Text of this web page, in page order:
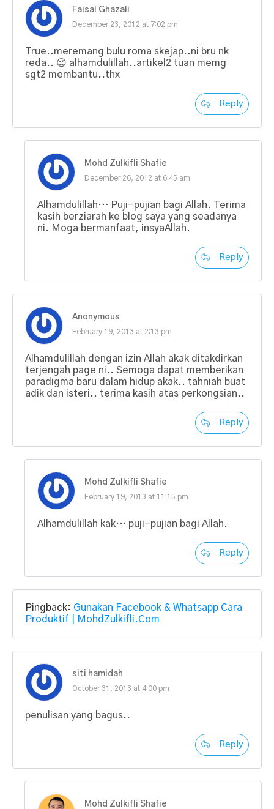
Faisal Ghazali
December 23, 2012 at 7:02 pm
True..meremang bulu roma skejap..ni bru nk
reda.. 😉 alhamdulillah..artikel2 tuan memg
sgt2 membantu..thx
Reply
Mohd Zulkifli Shafie
December 26, 2012 at 6:45 am
Alhamdulillah… Puji-pujian bagi Allah. Terima
kasih berziarah ke blog saya yang seadanya
ni. Moga bermanfaat, insyaAllah.
Reply
Anonymous
February 19, 2013 at 2:13 pm
Alhamdulillah dengan izin Allah akak ditakdirkan
terjengah page ni.. Semoga dapat memberikan
paradigma baru dalam hidup akak.. tahniah buat
adik dan isteri.. terima kasih atas perkongsian..
Reply
Mohd Zulkifli Shafie
February 19, 2013 at 11:15 pm
Alhamdulillah kak… puji-pujian bagi Allah.
Reply
Pingback: Gunakan Facebook & Whatsapp Cara
Produktif | MohdZulkifli.Com
siti hamidah
October 31, 2013 at 4:00 pm
penulisan yang bagus..
Reply
Mohd Zulkifli Shafie